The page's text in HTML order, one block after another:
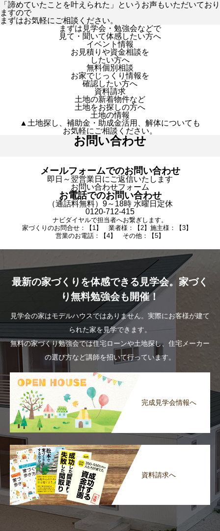
「諦めていたことを叶えられた」というお声もいただいており
ますので
まずはお気軽にご相談ください。
まずは見学会・勉強会などで
見て・聞いて体感したい方へ
イベント情報
お見積りや資金相談を
したい方へ
無料個別相談
お家でじっくり情報を
確認したい方へ
資料請求
土地の新着物件など
土地をお探しの方へ
土地の情報
▲土地探し、補助金・助成金活用、解体についても
お気軽にご相談ください。
お問い合わせ
メールフォームでのお問い合わせ
即日～翌営業日にご返信いたします
お問い合わせフォーム
お電話でのお問い合わせ
（通話料無料）9～18時 水曜日定休
0120-712-415
ナビダイヤルで担当者へお繋ぎします。
家づくりのお問合せ：【1】 業者様：【2】施主様：【3】
営業のお電話：【4】 その他：【5】
最新の家づくりを体感できる見学会。家づく
り無料勉強会も開催！
見学会の家はモデルハウスではありません。実際にお客様が建て
られた家を見学できます。
無料の家づくり勉強会では住宅ローンや土地探し、住宅メーカー
の選び方など講師を招いて行っています。
完成見学会情報へ
資料請求へ